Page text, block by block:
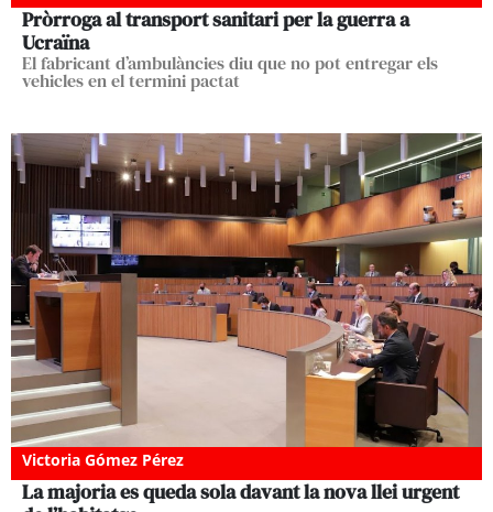
Pròrroga al transport sanitari per la guerra a
Ucraïna
El fabricant d’ambulàncies diu que no pot entregar els
vehicles en el termini pactat
Victoria Gómez Pérez
La majoria es queda sola davant la nova llei urgent